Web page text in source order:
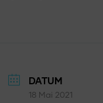
DATUM
18 Mai 2021